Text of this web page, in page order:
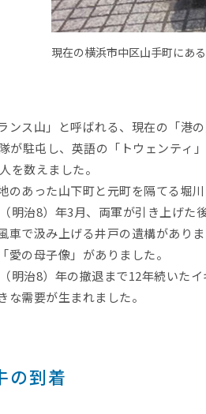
現在の横浜市中区山手町にあ
ランス山」と呼ばれる、現在の「港
が駐屯し、英語の「トウェンティ
を数えました。
のあった山下町と元町を隔てる堀
明治8）年3月、両軍が引き上げた
車で汲み上げる井戸の遺構があり
愛の母子像」がありました。
明治8）年の撤退まで12年続いた
な需要が生まれました。
の到着